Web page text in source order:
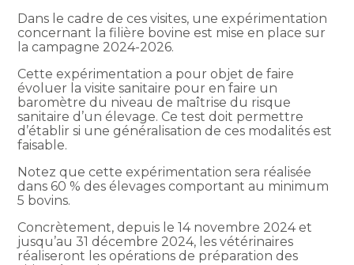
Dans le cadre de ces visites, une expérimentation
concernant la filière bovine est mise en place sur
la campagne 2024-2026.
Cette expérimentation a pour objet de faire
évoluer la visite sanitaire pour en faire un
baromètre du niveau de maîtrise du risque
sanitaire d’un élevage. Ce test doit permettre
d’établir si une généralisation de ces modalités est
faisable.
Notez que cette expérimentation sera réalisée
dans 60 % des élevages comportant au minimum
5 bovins.
Concrètement, depuis le 14 novembre 2024 et
jusqu’au 31 décembre 2024, les vétérinaires
réaliseront les opérations de préparation des